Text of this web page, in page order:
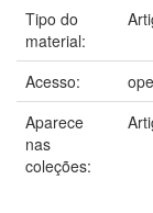
Tipo do
material:
Acesso:
Aparece
nas
coleções: